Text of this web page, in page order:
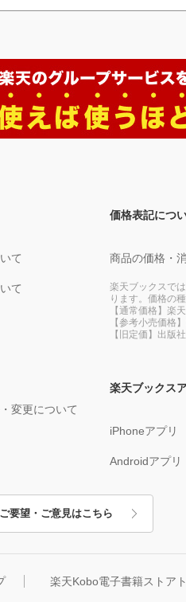
て
て
変更について
価格表記につ
商品の価格・
楽天ブックスで
ります。価格の
【通常価格】楽
【参考小売価格
【旧定価】出版
楽天ブックス
iPhoneアプリ
Androidアプリ
ご要望・ご意見はこちら
楽天Kobo電子書籍ストア